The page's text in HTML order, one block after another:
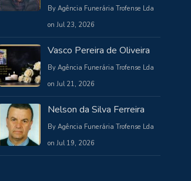
By Agência Funerária Trofense Lda
on Jul 23, 2026
Vasco Pereira de Oliveira
By Agência Funerária Trofense Lda
on Jul 21, 2026
Nelson da Silva Ferreira
By Agência Funerária Trofense Lda
on Jul 19, 2026